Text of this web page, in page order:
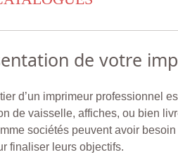
de votre
d’un imprimeur professionnel
de vaisselle, affiches, ou bien
sociétés peuvent avoir
finaliser leurs objectifs.